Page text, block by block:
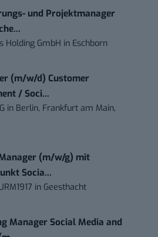
und Projektmanager
Holding GmbH in Eschborn
(m/w/d) Customer
/ Soci...
in Berlin, Frankfurt am Main,
(m/w/g) mit
Socia...
in Geesthacht
Manager Social Media and